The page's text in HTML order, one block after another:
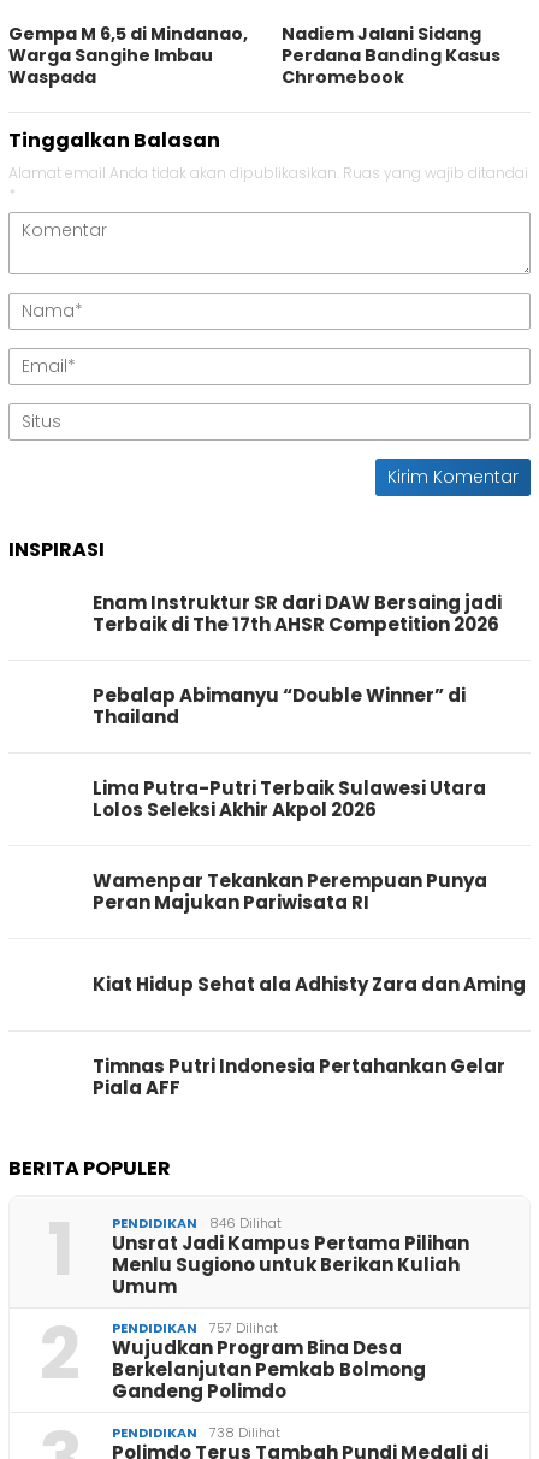
Gempa M 6,5 di Mindanao,
Warga Sangihe Imbau
Waspada
Nadiem Jalani Sidang
Perdana Banding Kasus
Chromebook
Tinggalkan Balasan
Alamat email Anda tidak akan dipublikasikan. Ruas yang wajib ditandai
*
INSPIRASI
Enam Instruktur SR dari DAW Bersaing jadi
Terbaik di The 17th AHSR Competition 2026
Pebalap Abimanyu “Double Winner” di
Thailand
Lima Putra-Putri Terbaik Sulawesi Utara
Lolos Seleksi Akhir Akpol 2026
Wamenpar Tekankan Perempuan Punya
Peran Majukan Pariwisata RI
Kiat Hidup Sehat ala Adhisty Zara dan Aming
Timnas Putri Indonesia Pertahankan Gelar
Piala AFF
BERITA POPULER
1 PENDIDIKAN 846 Dilihat
Unsrat Jadi Kampus Pertama Pilihan
Menlu Sugiono untuk Berikan Kuliah
Umum
2 PENDIDIKAN 757 Dilihat
Wujudkan Program Bina Desa
Berkelanjutan Pemkab Bolmong
Gandeng Polimdo
PENDIDIKAN 738 Dilihat
Polimdo Terus Tambah Pundi Medali di